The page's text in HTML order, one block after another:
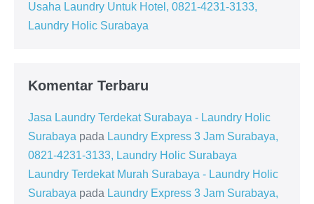
Usaha Laundry Untuk Hotel, 0821-4231-3133,
Laundry Holic Surabaya
Komentar Terbaru
Jasa Laundry Terdekat Surabaya - Laundry Holic
Surabaya pada Laundry Express 3 Jam Surabaya,
0821-4231-3133, Laundry Holic Surabaya
Laundry Terdekat Murah Surabaya - Laundry Holic
Surabaya pada Laundry Express 3 Jam Surabaya,